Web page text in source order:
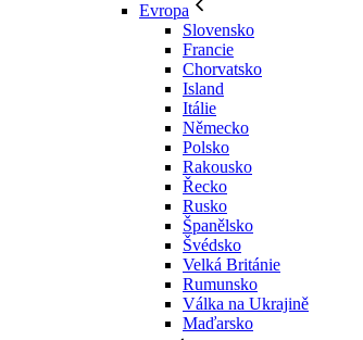
Evropa
Slovensko
Francie
Chorvatsko
Island
Itálie
Německo
Polsko
Rakousko
Řecko
Rusko
Španělsko
Švédsko
Velká Británie
Rumunsko
Válka na Ukrajině
Maďarsko